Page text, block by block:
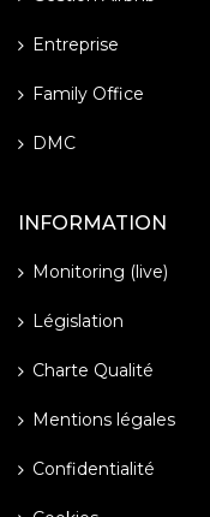
Entreprise
Family Office
DMC
INFORMATION
Monitoring (live)
Législation
Charte Qualité
Mentions légales
Confidentialité